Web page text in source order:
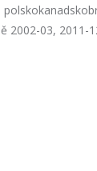
2002-03, 2011-